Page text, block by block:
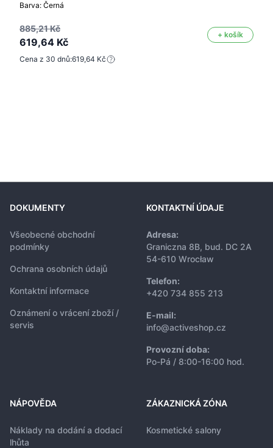
Barva: Černá
885,21 Kč
619,64 Kč
+ košík
Cena z 30 dnů:619,64 Kč
DOKUMENTY
Všeobecné obchodní
podmínky
Ochrana osobních údajů
Kontaktní informace
Oznámení o vrácení zboží /
servis
KONTAKTNÍ ÚDAJE
Adresa:
Graniczna 8B, bud. DC 2A
54-610 Wrocław
Telefon:
+420 734 855 213
E-mail:
info@activeshop.cz
Provozní doba:
Po-Pá / 8:00-16:00 hod.
NÁPOVĚDA
Náklady na dodání a dodací
lhůta
ZÁKAZNICKÁ ZÓNA
Kosmetické salony